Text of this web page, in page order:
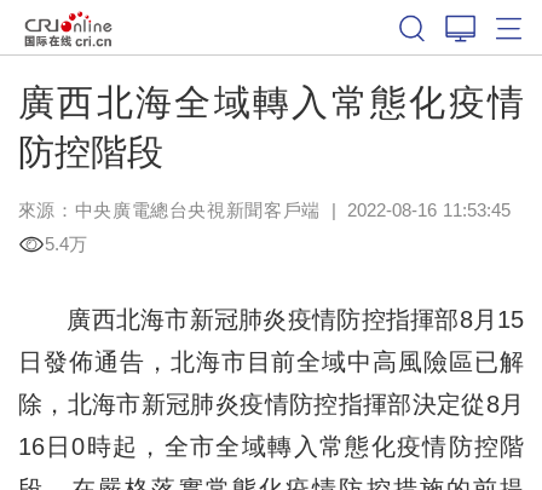
廣西北海全域轉入常態化疫情
防控階段
來源： 中央廣電總台央視新聞客戶端 | 2022-08-16 11:53:45
5.4万
廣西北海市新冠肺炎疫情防控指揮部8月15
日發佈通告，北海市目前全域中高風險區已解
除，北海市新冠肺炎疫情防控指揮部決定從8月
16日0時起，全市全域轉入常態化疫情防控階